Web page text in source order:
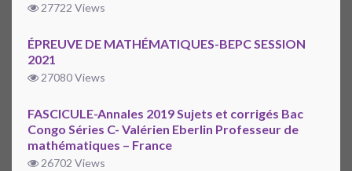
27722 Views
ÉPREUVE DE MATHÉMATIQUES-BEPC SESSION
2021
27080 Views
FASCICULE-Annales 2019 Sujets et corrigés Bac
Congo Séries C- Valérien Eberlin Professeur de
mathématiques – France
26702 Views